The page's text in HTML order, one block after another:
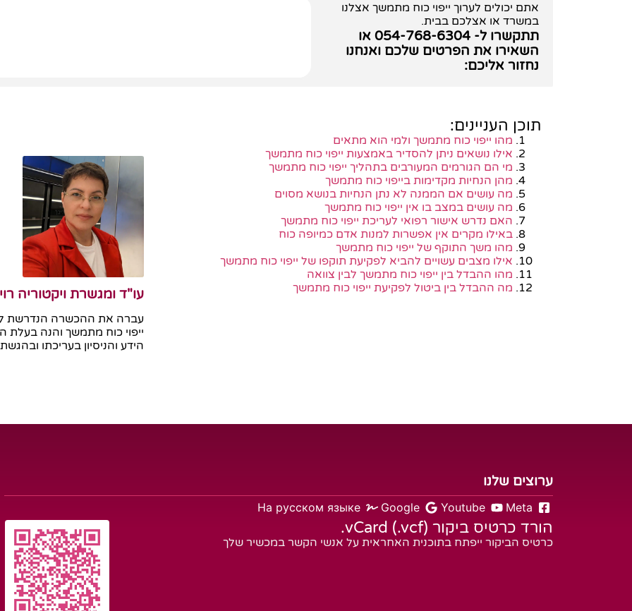
אתם יכולים לערוך ייפוי כוח מתמשך אצלנו
במשרד או אצלכם בבית.
תתקשרו ל-054-768-6304 או
השאירו את הפרטים שלכם ואנחנו
נחזור אליכם:
תוכן העניינים:
מהו ייפוי כוח מתמשך ולמי הוא מתאים
אילו נושאים ניתן להסדיר באמצעות ייפוי כוח מתמשך
מי הם הגורמים המעורבים בתהליך ייפוי כוח מתמשך
מהן הנחיות מקדימות בייפוי כוח מתמשך
מה עושים אם הממנה לא נתן הנחיות בנושא מסוים
מה עושים במצב בו אין ייפוי כוח מתמשך
האם נדרש אישור רפואי לעריכת ייפוי כוח מתמשך
באילו מקרים אין אפשרות למנות אדם כמיופה כוח
מהו משך התוקף של ייפוי כוח מתמשך
אילו מצבים עשויים להביא לפקיעת תוקפו של ייפוי כוח מתמשך
מהו ההבדל בין ייפוי כוח מתמשך לבין צוואה
מה ההבדל בין ביטול לפקיעת ייפוי כוח מתמשך
עו"ד ומגשרת ויקטוריה
עברה את ההכשרה הנדרשת
ייפוי כוח מתמשך והנה בעלת
הידע והניסיון בעריכתו
ערוצים שלנו
Meta
Youtube
Google
На русском языке
הורד כרטיס ביקור vCard (.vcf).
כרטיס הביקור ייפתח בתוכנית האחראית על אנשי הקשר במכשיר שלך